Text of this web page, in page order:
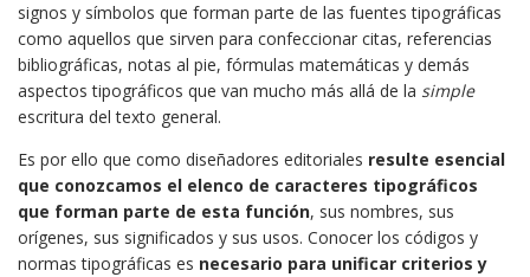
signos y símbolos que forman parte de las fuentes tipográficas
como aquellos que sirven para confeccionar citas, referencias
bibliográficas, notas al pie, fórmulas matemáticas y demás
aspectos tipográficos que van mucho más allá de la simple
escritura del texto general.
Es por ello que como diseñadores editoriales resulte esencial
que conozcamos el elenco de caracteres tipográficos
que forman parte de esta función, sus nombres, sus
orígenes, sus significados y sus usos. Conocer los códigos y
normas tipográficas es necesario para unificar criterios y